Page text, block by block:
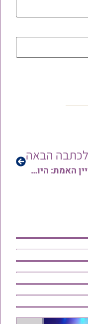
לכתבה הבאה
ברוך דיין האמת: היום הלכה לעולמה האשה הצדקת מרת כדיה עמראני ע"ה ראש העין